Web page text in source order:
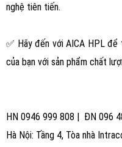
nghệ tiên tiến.
✅ Hãy đến với AICA HPL để
của bạn với sản phẩm chất
HN 0946 999 808 | ĐN 096
Hà Nội: Tầng 4, Tòa nhà